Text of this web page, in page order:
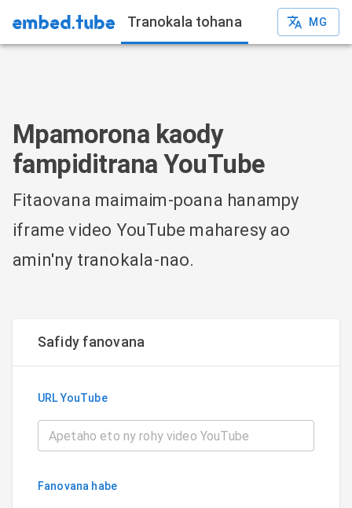
Tranokala tohana MG
Mpamorona kaody
fampiditrana YouTube
Fitaovana maimaim-poana hanampy
iframe video YouTube maharesy ao
amin'ny tranokala-nao.
Safidy fanovana
URL YouTube
Fanovana habe